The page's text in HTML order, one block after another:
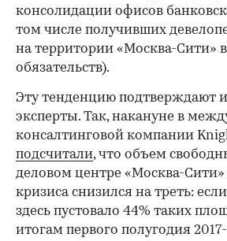
консолидации офисов
том числе получивших
на территории «Москва-Сити»
обязательств).
Эту тенденцию подтверждают
эксперты. Так, накануне в
консалтинговой компании
подсчитали, что объем
деловом центре «Москва-Сити»
кризиса снизился на треть:
здесь пустовало 44% таких
итогам первого полугодия